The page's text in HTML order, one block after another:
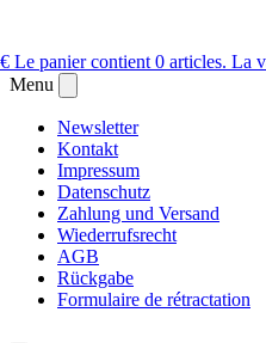
Le panier contient 0 articles. La
Menu
Newsletter
Kontakt
Impressum
Datenschutz
Zahlung und Versand
Wiederrufsrecht
AGB
Rückgabe
Formulaire de rétractation